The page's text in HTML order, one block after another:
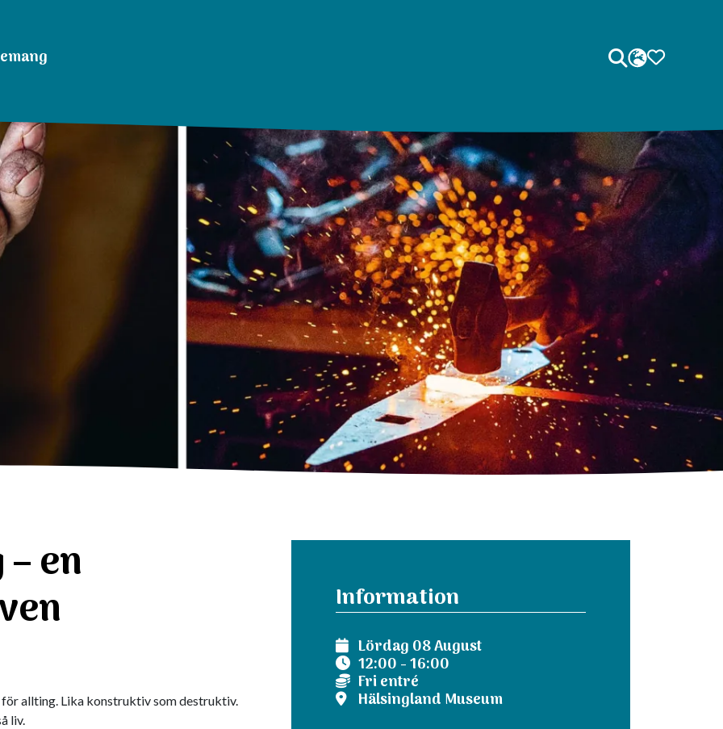
Sök
SPRÅK
en
allting. Lika konstruktiv som destruktiv.
liv.
Information
Lördag 08 August
12:00 - 16:00
Fri entré
Hälsingland Museum